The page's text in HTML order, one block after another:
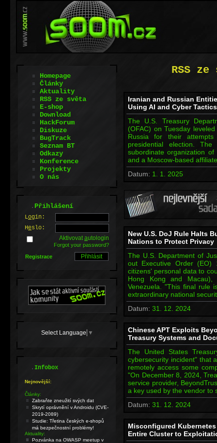
RSS
Iranian and Russian
Using AI and Cyber Tactics
The U.S. Treasury
(OFAC) on Tuesday
Russia for their
presidential election.
subordinate organization
and a Moscow-based
Datum: 1. 1. 2025
New U.S. DoJ Rule Halts
Nations to Protect Privacy
The U.S. Department of
out Executive Order (EO)
citizens' personal data to
Hong Kong and
Venezuela. "This final rule
extraordinary national
Datum: 31. 12. 2024
Chinese APT Exploits
Treasury Systems and
The United States
cybersecurity incident" that
remotely access some
"On December 8, 2024,
service provider,
a key used by the vendor
Datum: 31. 12. 2024
Misconfigured
Entire Cluster to
Homepage
Články
Aktuality
RSS ze světa
E-shop
Download
HackForum
Diskuze
BugTrack
Seznam BT
Odkazy
Konference
Projekty
O nás
.Přihlášení
Login:
Heslo:
Aktivovatautologin
Forgot your password?
Registrace
Select Language ▼
.Infobox
Nejnovější:
Články:
Zabraňte zneužití svých dat
Skrytí oprávnění v Androidu (CVE-
2019-2089)
Studie: Třetina českých e-shopů
má bezpečnostní problémy!
Aktuality:
Pozvánka na OWASP meetup v